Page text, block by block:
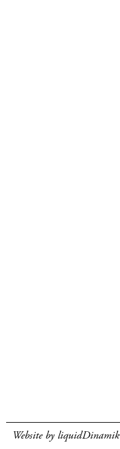
Website by liquidDinamik